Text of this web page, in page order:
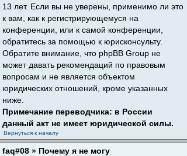
13 лет. Если вы не уверены, применимо ли это
к вам, как к регистрирующемуся на
конференции, или к самой конференции,
обратитесь за помощью к юрисконсульту.
Обратите внимание, что phpBB Group не
может давать рекомендаций по правовым
вопросам и не является объектом
юридических отношений, кроме указанных
ниже.
Примечание переводчика: в России
данный акт не имеет юридической силы.
Вернуться к началу
faq#08 » Почему я не могу